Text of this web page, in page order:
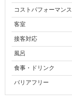
コストパフォーマンス
客室
接客対応
風呂
食事・ドリンク
バリアフリー